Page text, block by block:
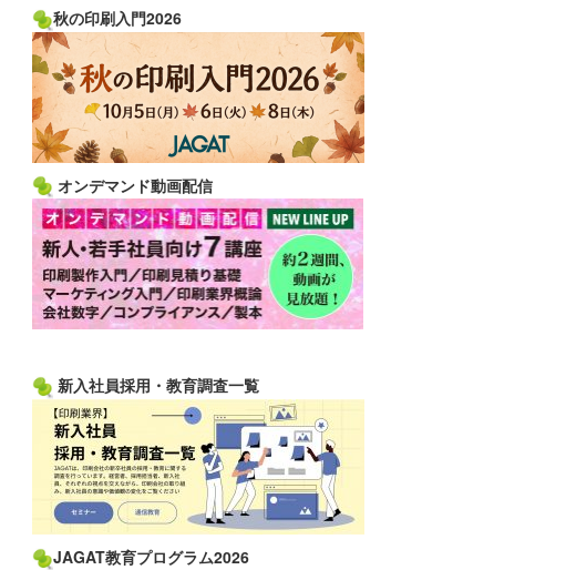
秋の印刷入門2026
オンデマンド動画配信
新入社員採用・教育調査一覧
JAGAT教育プログラム2026